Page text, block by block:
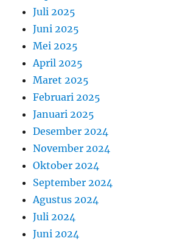
Juli 2025
Juni 2025
Mei 2025
April 2025
Maret 2025
Februari 2025
Januari 2025
Desember 2024
November 2024
Oktober 2024
September 2024
Agustus 2024
Juli 2024
Juni 2024